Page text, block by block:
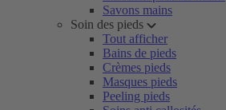
Savons mains
Soin des pieds
Tout afficher
Bains de pieds
Crèmes pieds
Masques pieds
Peeling pieds